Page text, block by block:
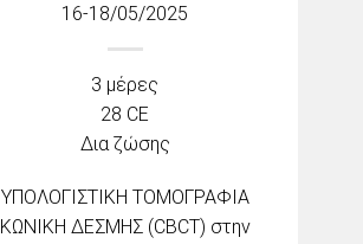
16-18/05/2025
3 μέρες
28 CE
Δια ζώσης
ΥΠΟΛΟΓΙΣΤΙΚΗ ΤΟΜΟΓΡΑΦΙΑ
ΚΩΝΙΚΗ ΔΕΣΜΗΣ (CBCT) στην